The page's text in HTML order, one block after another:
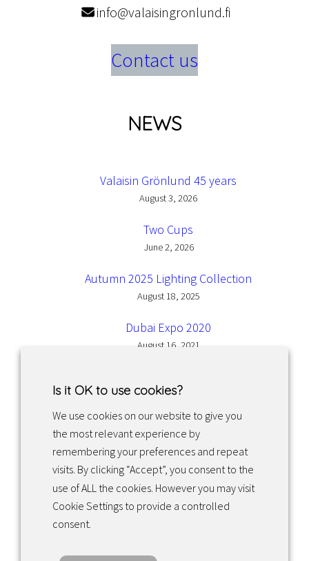
info@valaisingronlund.fi
Contact us
NEWS
Valaisin Grönlund 45 years
August 3, 2026
Two Cups
June 2, 2026
Autumn 2025 Lighting Collection
August 18, 2025
Dubai Expo 2020
August 16, 2021
Facebook InstagramLinkedIn
Returns & exchanges
Is it OK to use cookies?
We use cookies on our website to give you
the most relevant experience by
remembering your preferences and repeat
visits. By clicking “Accept”, you consent to the
use of ALL the cookies. However you may visit
Cookie Settings to provide a controlled
consent.